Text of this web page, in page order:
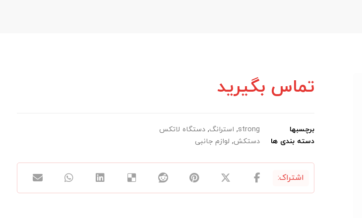
تماس بگیرید
برچسبها strong
, استرانگ,دستگاه لاتکس
دسته بندی ها
دستکش, لوازم جانبی